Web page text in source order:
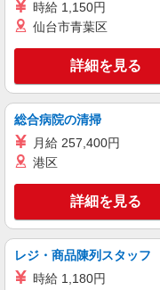
キープ
パート
ピザハット 千葉店
未経験
時
祝日
千
キープ
アルバイト パート
すき家 126号千葉弁天店
時給 1,150円
仙台市青葉区
詳細を見る
総合病院の清掃
月給 257,400円
港区
詳細を見る
レジ・商品陳列スタッフ
時給 1,180円